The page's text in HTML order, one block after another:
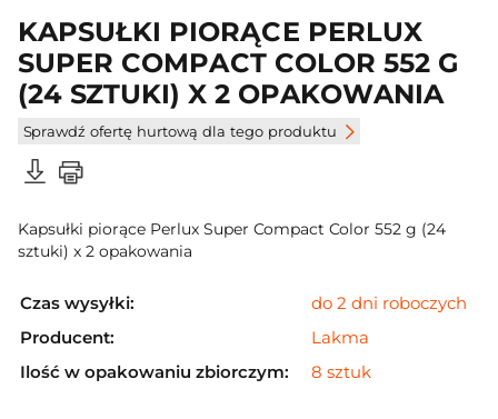
KAPSUŁKI PIORĄCE PERLUX
SUPER COMPACT COLOR 552 G
(24 SZTUKI) X 2 OPAKOWANIA
Sprawdź ofertę hurtową dla tego produktu
Kapsułki piorące Perlux Super Compact Color 552 g (24
sztuki) x 2 opakowania
Czas wysyłki:
do 2 dni roboczych
Producent:
Lakma
Ilość w opakowaniu zbiorczym:
8 sztuk